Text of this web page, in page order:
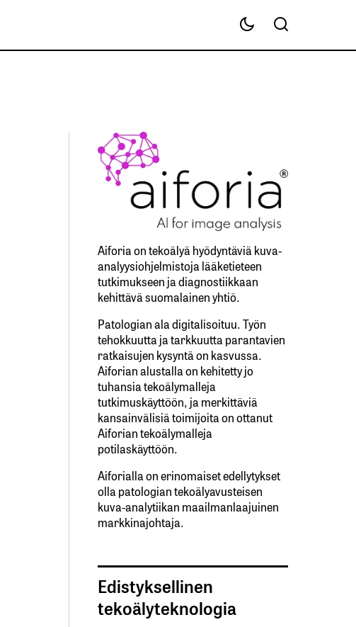
Aiforia on tekoälyä hyödyntäviä kuva-
analyysiohjelmistoja lääketieteen
tutkimukseen ja diagnostiikkaan
kehittävä suomalainen yhtiö.
Patologian ala digitalisoituu. Työn
tehokkuutta ja tarkkuutta parantavien
ratkaisujen kysyntä on kasvussa.
Aiforian alustalla on kehitetty jo
tuhansia tekoälymalleja
tutkimuskäyttöön, ja merkittäviä
kansainvälisiä toimijoita on ottanut
Aiforian tekoälymalleja
potilaskäyttöön.
Aiforialla on erinomaiset edellytykset
olla patologian tekoälyavusteisen
kuva-analytiikan maailmanlaajuinen
markkinajohtaja.
Edistyksellinen
tekoälyteknologia